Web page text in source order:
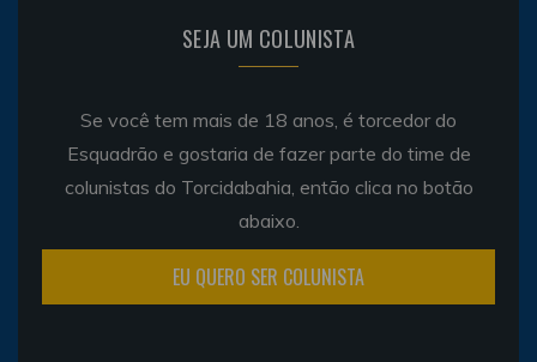
SEJA UM COLUNISTA
Se você tem mais de 18 anos, é torcedor do
Esquadrão e gostaria de fazer parte do time de
colunistas do Torcidabahia, então clica no botão
abaixo.
EU QUERO SER COLUNISTA